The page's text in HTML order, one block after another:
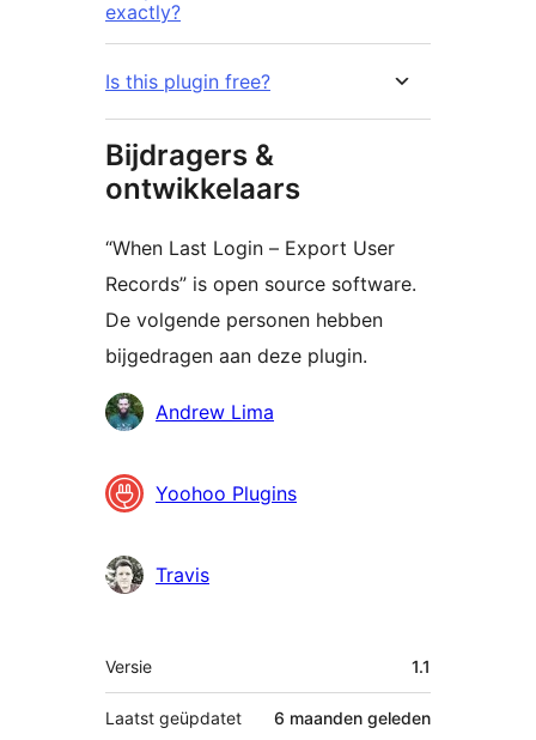
exactly?
Is this plugin free?
Bijdragers &
ontwikkelaars
“When Last Login – Export User
Records” is open source software.
De volgende personen hebben
bijgedragen aan deze plugin.
BijdragersAndrew Lima
Yoohoo Plugins
Travis
Meta
Versie 1.1
Laatst geüpdatet 6 maanden geleden